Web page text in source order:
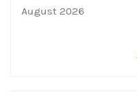
August 2026